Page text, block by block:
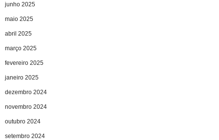
junho 2025
maio 2025
abril 2025
março 2025
fevereiro 2025
janeiro 2025
dezembro 2024
novembro 2024
outubro 2024
setembro 2024